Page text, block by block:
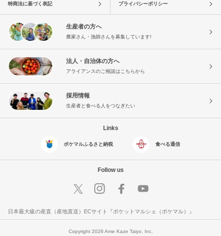
特商法に基づく表記 プライバシーポリシー
生産者の方へ
農家さん・漁師さんを募集しています!
法人・自治体の方へ
アライアンスのご相談はこちらから
採用情報
生産者と食べる人をつなぎたい
Links
ポケマルふるさと納税 食べる通信
Follow us
日本最大級の産直（産地直送）ECサイト『ポケットマルシェ（ポケマル）』
Copyright 2026 Ame Kaze Taiyo, Inc.